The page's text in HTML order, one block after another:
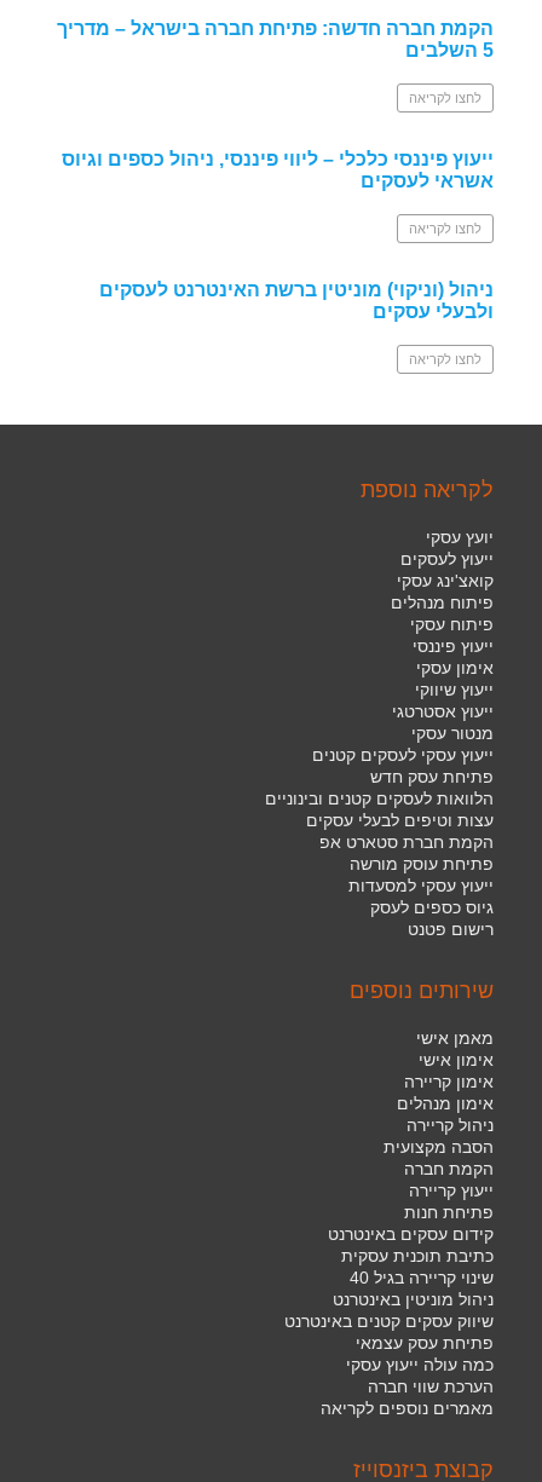
הקמת חברה חדשה: פתיחת חברה בישראל – מדריך
5 השלבים
לחצו לקריאה
ייעוץ פיננסי כלכלי – ליווי פיננסי, ניהול כספים וגיוס
אשראי לעסקים
לחצו לקריאה
ניהול (וניקוי) מוניטין ברשת האינטרנט לעסקים
ולבעלי עסקים
לחצו לקריאה
לקריאה נוספת
יועץ עסקי
ייעוץ לעסקים
קואצ'ינג עסקי
פיתוח מנהלים
פיתוח עסקי
ייעוץ פיננסי
אימון עסקי
ייעוץ שיווקי
ייעוץ אסטרטגי
מנטור עסקי
ייעוץ עסקי לעסקים קטנים
פתיחת עסק חדש
הלוואות לעסקים קטנים ובינוניים
עצות וטיפים לבעלי עסקים
הקמת חברת סטארט אפ
פתיחת עוסק מורשה
ייעוץ עסקי למסעדות
גיוס כספים לעסק
רישום פטנט
שירותים נוספים
מאמן אישי
אימון אישי
אימון קריירה
אימון מנהלים
ניהול קריירה
הסבה מקצועית
הקמת חברה
ייעוץ קריירה
פתיחת חנות
קידום עסקים באינטרנט
כתיבת תוכנית עסקית
שינוי קריירה בגיל 40
ניהול מוניטין באינטרנט
שיווק עסקים קטנים באינטרנט
פתיחת עסק עצמאי
כמה עולה ייעוץ עסקי
הערכת שווי חברה
מאמרים נוספים לקריאה
קבוצת ביזנסוייז